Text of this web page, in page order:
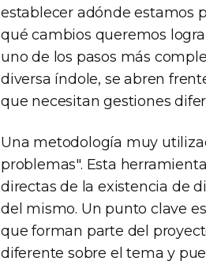
establecer adónde estamos
qué cambios queremos
uno de los pasos más
diversa índole, se abren
que necesitan gestiones
Una metodología muy
problemas". Esta
directas de la existencia de
del mismo. Un punto clave
que forman parte del
diferente sobre el tema y